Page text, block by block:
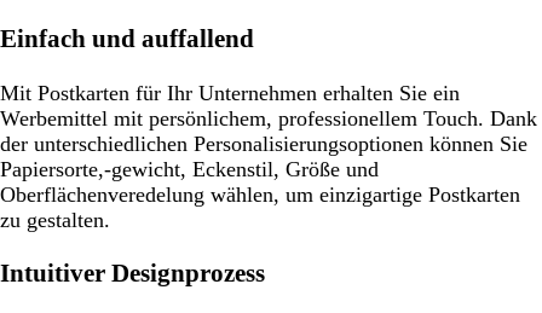
Einfach und auffallend
Mit Postkarten für Ihr Unternehmen erhalten Sie ein
Werbemittel mit persönlichem, professionellem Touch. Dank
der unterschiedlichen Personalisierungsoptionen können Sie
Papiersorte,-gewicht, Eckenstil, Größe und
Oberflächenveredelung wählen, um einzigartige Postkarten
zu gestalten.
Intuitiver Designprozess